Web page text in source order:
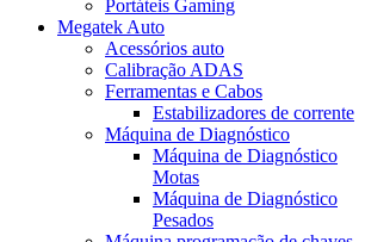
Portáteis Gaming
Megatek Auto
Acessórios auto
Calibração ADAS
Ferramentas e Cabos
Estabilizadores de corrente
Máquina de Diagnóstico
Máquina de Diagnóstico
Motas
Máquina de Diagnóstico
Pesados